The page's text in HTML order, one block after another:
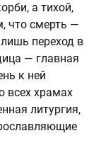
а тихой,
что смерть —
переход в
— главная
к ней
всех храмах
литургия,